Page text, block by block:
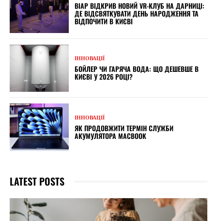
ВІАР ВІДКРИВ НОВИЙ VR-КЛУБ НА ДАРНИЦІ:
ДЕ ВІДСВЯТКУВАТИ ДЕНЬ НАРОДЖЕННЯ ТА
ВІДПОЧИТИ В КИЄВІ
ІННОВАЦІЇ
БОЙЛЕР ЧИ ГАРЯЧА ВОДА: ЩО ДЕШЕВШЕ В
КИЄВІ У 2026 РОЦІ?
ІННОВАЦІЇ
ЯК ПРОДОВЖИТИ ТЕРМІН СЛУЖБИ
АКУМУЛЯТОРА MACBOOK
LATEST POSTS